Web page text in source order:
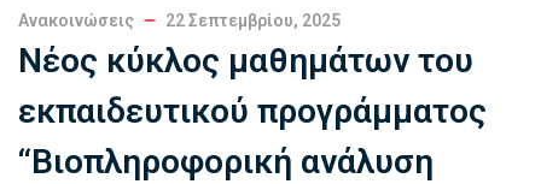
Ανακοινώσεις 22 Σεπτεμβρίου, 2025
Νέος κύκλος μαθημάτων του
εκπαιδευτικού προγράμματος
“Βιοπληροφορική ανάλυση